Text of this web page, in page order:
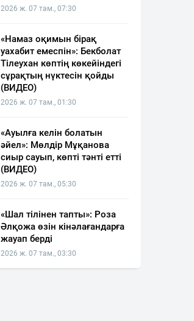
2026 ж. 07 там., 07:30
«Намаз оқимын бірақ
уахабит емеспін»: Бекболат
Тілеухан көптің көкейіндегі
сұрақтың нүктесін қойды
(ВИДЕО)
2026 ж. 07 там., 01:30
«Ауылға келін болатын
әйел»: Мөлдір Мұқанова
сиыр сауып, көпті тәнті етті
(ВИДЕО)
2026 ж. 07 там., 05:30
«Шал тілінен тапты»: Роза
Әлқожа өзін кінәлағандарға
жауап берді
2026 ж. 07 там., 03:30